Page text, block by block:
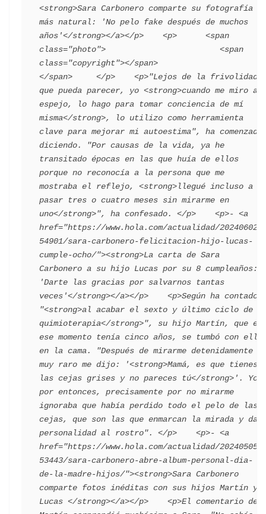
<strong>Sara Carbonero comparte su fotografía
más natural: 'No pelo fake después de muchos
años'</strong></a></p>    <p>      <span
class="photo">                        <span
class="copyright"></span>
</span>     </p>    <p>"Lejos de la frivolidad
que pueda parecer, yo <strong>cuando me miro al
espejo, lo hago para tomar conciencia de mí
misma</strong>, lo utilizo como herramienta
clave para mejorar mi autoestima", ha comenzado
diciendo. "Por causas de la vida, ya he
transitado épocas en las que huía de ellos
porque no reconocía a la persona que me
mostraba el reflejo, <strong>llegué incluso a
pasar tres o cuatro meses sin mirarme en
uno</strong>", ha confesado. </p>    <p>- <a
href="https://www.hola.com/actualidad/202406022
54901/sara-carbonero-felicitacion-hijo-lucas-
cumple-ocho/"><strong>La carta de Sara
Carbonero a su hijo Lucas por su 8 cumpleaños:
'Darte las gracias por salvarnos tantas
veces'</strong></a></p>    <p>Según ha contado,
"<strong>al acabar el sexto y último ciclo de
quimioterapia</strong>", su hijo Martín, que en
ese momento tenía cinco años, se tumbó con ella
en la cama. "Después de mirarme detenidamente
muy raro me dijo: '<strong>Mamá, es que tienes
las cejas grises y no pareces tú</strong>'. Yo
por entonces, precisamente por no mirarme
ignoraba que había perdido todo el pelo de las
cejas, que son las que enmarcan la mirada y dan
personalidad al rostro". </p>    <p>- <a
href="https://www.hola.com/actualidad/202405052
53443/sara-carbonero-abre-album-personal-dia-
de-la-madre-hijos/"><strong>Sara Carbonero
comparte fotos inéditas con sus hijos Martín y
Lucas </strong></a></p>    <p>El comentario de